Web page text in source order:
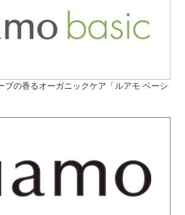
ブの香るオーガニックケア「ルアモ ベーシ